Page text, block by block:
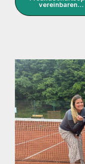
vereinbaren…